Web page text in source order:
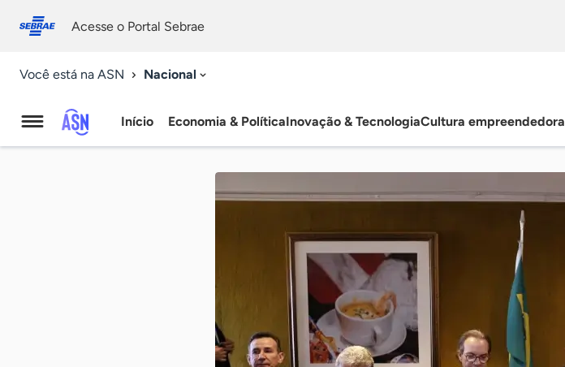
conosco
Acesse o Portal Sebrae
Você está na ASN Nacional
Agência
Início Economia & PolíticaInovação & TecnologiaCultura empreendedora